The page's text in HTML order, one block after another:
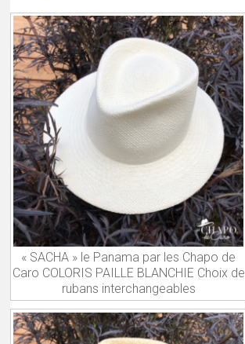
« SACHA » le Panama par les Chapo de
Caro COLORIS PAILLE BLANCHIE Choix de
rubans interchangeables